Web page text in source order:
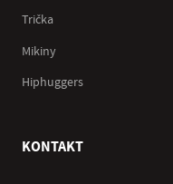
Trička
Mikiny
Hiphuggers
KONTAKT